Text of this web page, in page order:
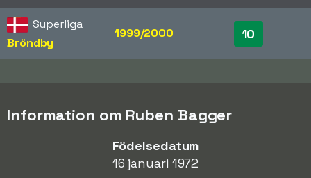
Superliga
Bröndby
1999/2000 10
Information om Ruben Bagger
Födelsedatum
16 januari 1972